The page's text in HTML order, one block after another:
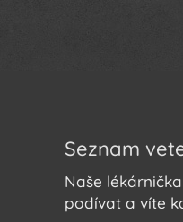
Seznam
Naše
podívat a víte